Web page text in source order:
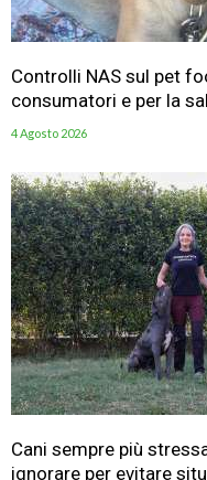
Controlli NAS sul pet
consumatori e per la
4 Agosto 2026
Cani sempre più
ignorare per evitare